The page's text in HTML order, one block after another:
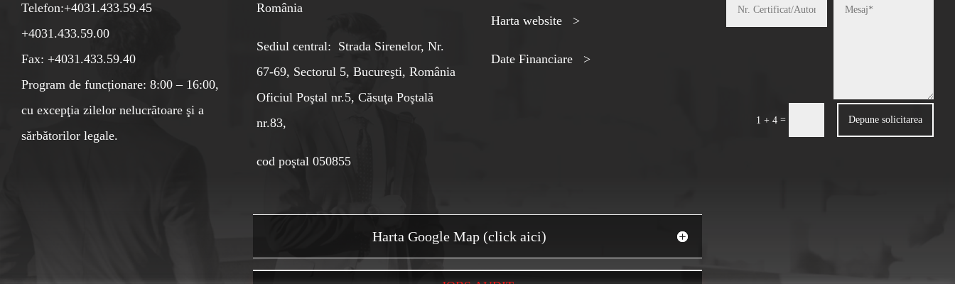
Telefon:+4031.433.59.45
+4031.433.59.00
Fax: +4031.433.59.40
Program de funcționare: 8:00 – 16:00,
cu excepţia zilelor nelucrătoare şi a
sărbătorilor legale.
România
Sediul central: Strada Sirenelor, Nr.
67-69, Sectorul 5, Bucureşti, România
Oficiul Poştal nr.5, Căsuţa Poştală
nr.83,
cod poştal 050855
Harta website >
Date Financiare >
1 + 4= Depune solicitarea
Harta Google Map (click aici)
JOBS AUDIT